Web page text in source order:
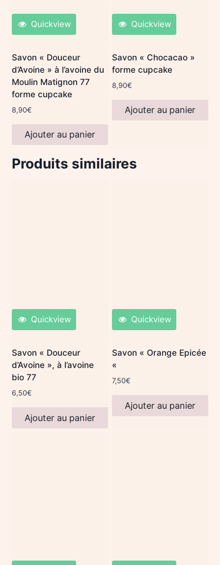
Quickview
Savon « Douceur
d’Avoine » à l’avoine du
Moulin Matignon 77
forme cupcake
8,90€
Ajouter au panier
Quickview
Savon « Chocacao »
forme cupcake
8,90€
Ajouter au panier
Produits similaires
Quickview
Savon « Douceur
d’Avoine », à l’avoine
bio 77
6,50€
Ajouter au panier
Quickview
Savon « Orange Epicée
«
7,50€
Ajouter au panier